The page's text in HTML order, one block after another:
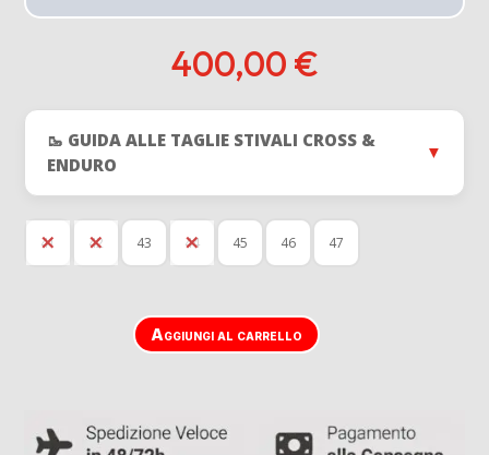
400,00 €
🥾 GUIDA ALLE TAGLIE STIVALI CROSS &
ENDURO
▼
41 42 43 44 45 46 47
Aggiungi al carrello